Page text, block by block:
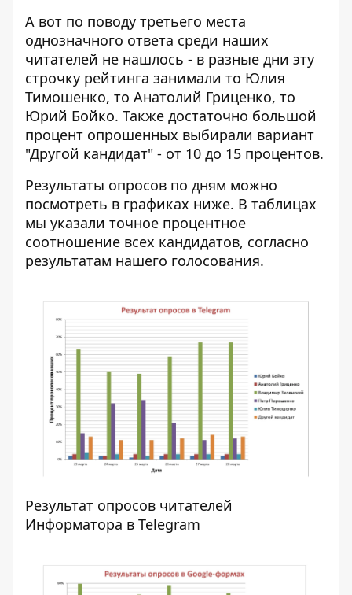
А вот по поводу третьего места
однозначного ответа среди наших
читателей не нашлось - в разные дни эту
строчку рейтинга занимали то Юлия
Тимошенко, то Анатолий Гриценко, то
Юрий Бойко. Также достаточно большой
процент опрошенных выбирали вариант
"Другой кандидат" - от 10 до 15 процентов.
Результаты опросов по дням можно
посмотреть в графиках ниже. В таблицах
мы указали точное процентное
соотношение всех кандидатов, согласно
результатам нашего голосования.
Результат опросов читателей
Информатора в Telegram